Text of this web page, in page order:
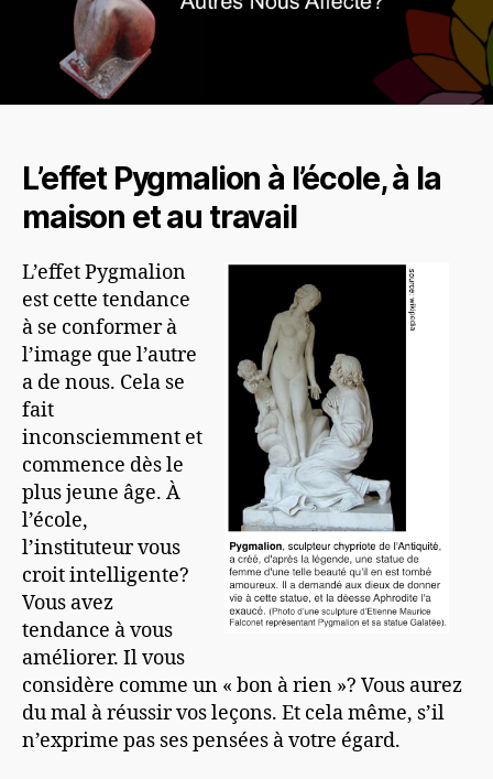
L’effet Pygmalion à l’école, à la
maison et au travail
L’effet Pygmalion
est cette tendance
à se conformer à
l’image que l’autre
a de nous. Cela se
fait
inconsciemment et
commence dès le
plus jeune âge. À
l’école,
l’instituteur vous
croit intelligente?
Vous avez
tendance à vous
améliorer. Il vous
considère comme un « bon à rien »? Vous aurez
du mal à réussir vos leçons. Et cela même, s’il
n’exprime pas ses pensées à votre égard.